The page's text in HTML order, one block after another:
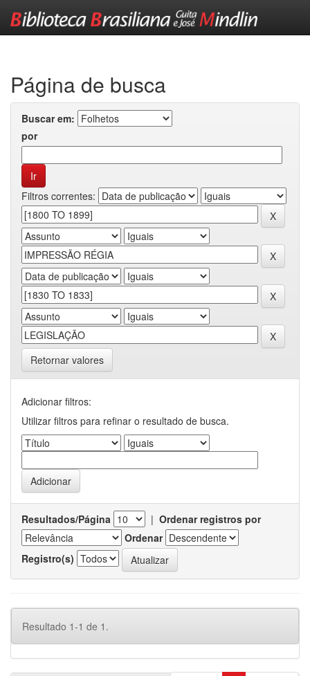
Página de busca
Buscar em:
por
Filtros correntes:
Retornar valores
Adicionar filtros:
Utilizar filtros para refinar o resultado de busca.
Resultados/Página | Ordenar registros por
Ordenar
Registro(s)
Resultado 1-1 de 1.